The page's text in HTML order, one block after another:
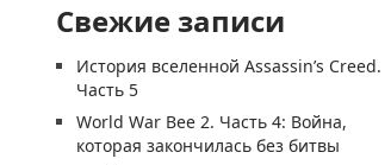
Свежие записи
История вселенной Assassin’s Creed.
Часть 5
World War Bee 2. Часть 4: Война,
которая закончилась без битвы